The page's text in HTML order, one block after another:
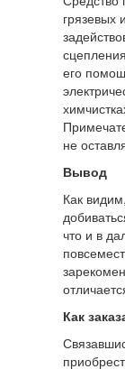
его
не
Вывод
Как
что и в
Как